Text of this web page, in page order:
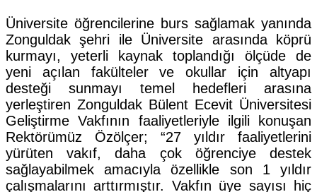
Üniversite öğrencilerine burs sağlamak yanında
Zonguldak şehri ile Üniversite arasında köprü
kurmayı, yeterli kaynak toplandığı ölçüde de
yeni açılan fakülteler ve okullar için altyapı
desteği sunmayı temel hedefleri arasına
yerleştiren Zonguldak Bülent Ecevit Üniversitesi
Geliştirme Vakfının faaliyetleriyle ilgili konuşan
Rektörümüz Özölçer; “27 yıldır faaliyetlerini
yürüten vakıf, daha çok öğrenciye destek
sağlayabilmek amacıyla özellikle son 1 yıldır
çalışmalarını arttırmıştır. Vakfın üye sayısı hiç